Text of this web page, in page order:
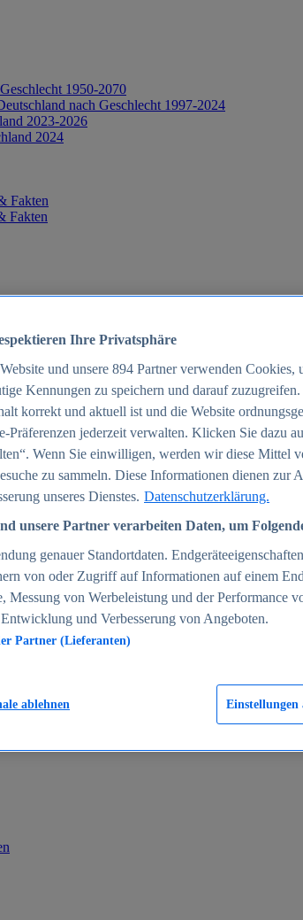
1950-2070
nach Geschlecht 1997-2024
2023-2026
2024
Fakten
Fakten
2025
2025
2024
in Deutschland 2005-2025
Ihre Privatsphäre
und unsere 894 Partner verwenden Cookies,
Kennungen zu speichern und darauf
korrekt und aktuell ist und die Website
Präferenzen jederzeit verwalten. Klicken Sie dazu
Wenn Sie einwilligen, werden wir diese Mittel
zu sammeln. Diese Informationen dienen zur
unseres Dienstes. Datenschutzerklärung.
unsere Partner verarbeiten Daten, um
genauer Standortdaten.
von oder Zugriff auf Informationen auf einem
Messung von Werbeleistung und der Performance
und Verbesserung von Angeboten.
Partner (Lieferanten)
Einstellungen
ablehnen